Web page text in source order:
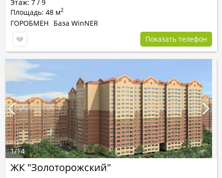
Этаж: 7 / 9
Площадь: 48 м2
ГОРОБМЕН
База WinNER
Показать телефон
ЖК "Золоторожский"
1/14